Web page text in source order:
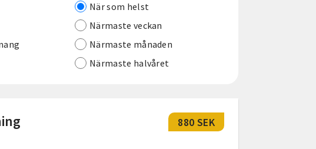
När som helst
Närmaste veckan
Närmaste månaden
Närmaste halvåret
880 SEK